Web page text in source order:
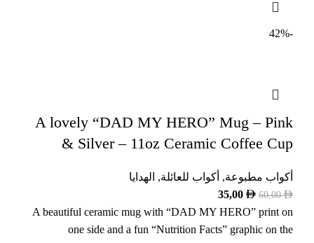
-42%
A lovely “DAD MY HERO” Mug – Pink
& Silver – 11oz Ceramic Coffee Cup
أكواب مطبوعة, أكواب للعائلة, الهدايا
60,00
35,00
A beautiful ceramic mug with “DAD MY HERO” print on
one side and a fun “Nutrition Facts” graphic on the